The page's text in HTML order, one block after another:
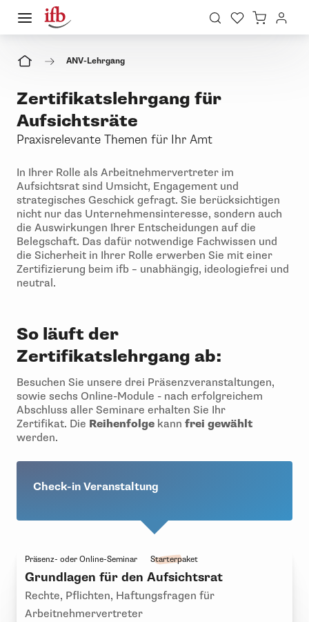
ANV-Lehrgang
Zertifikatslehrgang für
Aufsichtsräte
Praxisrelevante Themen für Ihr Amt
In Ihrer Rolle als Arbeitnehmervertreter im
Aufsichtsrat sind Umsicht, Engagement und
strategisches Geschick gefragt. Sie berücksichtigen
nicht nur das Unternehmensinteresse, sondern auch
die Auswirkungen Ihrer Entscheidungen auf die
Belegschaft. Das dafür notwendige Fachwissen und
die Sicherheit in Ihrer Rolle erwerben Sie mit einer
Zertifizierung beim ifb – unabhängig, ideologiefrei und
neutral.
So läuft der
Zertifikatslehrgang ab:
Besuchen Sie unsere drei Präsenzveranstaltungen,
sowie sechs Online-Module - nach erfolgreichem
Abschluss aller Seminare erhalten Sie Ihr
Zertifikat. Die Reihenfolge kann frei gewählt
werden.
Check-in Veranstaltung
Präsenz- oder Online-Seminar Starterpaket
Grundlagen für den Aufsichtsrat
Rechte, Pflichten, Haftungsfragen für
Arbeitnehmervertreter